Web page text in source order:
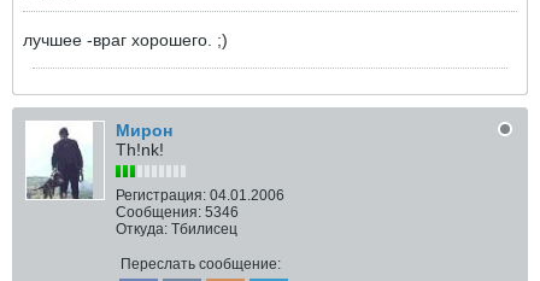
лучшее -враг хорошего. ;)
Мирон
Th!nk!
Регистрация: 04.01.2006
Сообщения: 5346
Откуда: Тбилисец
Переслать сообщение: